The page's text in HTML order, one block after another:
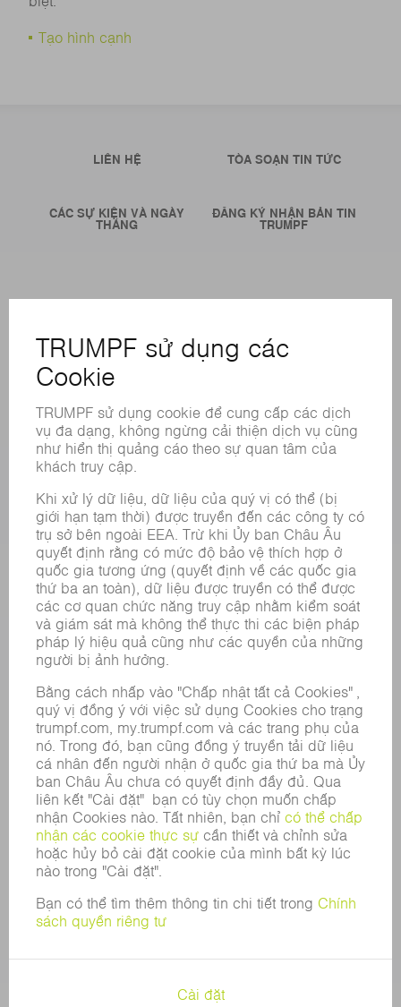
Tạo hình cạnh
LIÊN HỆ TÒA SOẠN TIN TỨC
CÁC SỰ KIỆN VÀ NGÀY
THÁNG
ĐĂNG KÝ NHẬN BẢN TIN
TRUMPF
LIÊN HỆ
ĐỊA ĐIỂM
CÁC SỰ KIỆN VÀ NGÀY THÁNG
BẢNG DỮ LIỆU AN TOÀN HÓA CHẤT
SẢN PHẨM
CÁC HỆ THỐNG &MÁY MÓC
CÔNG NGHỆ LASER
MÁY CÔNG CỤ
NHÀ MÁY THÔNG MINH
PHẦN MỀM
CÁC LOẠI HÌNH DỊCH VỤ
CÁC ỨNG DỤNG
CÁC LĨNH VỰC
DOANH NGHIỆP
SỰ NGHIỆP
VỊ TRÍ TUYỂN DỤNG
HỒ SƠ NĂNG LỰC CỦA TẬP ĐOÀN
BÁO CÁO THƯỜNG NIÊN
NGUYÊN TẮC DOANH NGHIỆP
TUÂN THỦ
HỆ THỐNG TỐ CÁO
BẢO MẬT
THÔNG CÁO BÁO CHÍ
TẠP CHÍ
TÍNH BỀN VỮNG
MÔI TRƯỜNG & KHÍ HẬU
XÃ HỘI & DOANH NGHIỆP
QUẢN LÝ DOANH NGHIỆP